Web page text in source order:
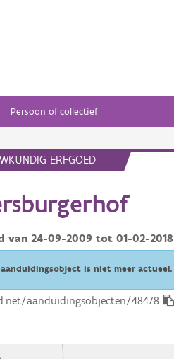
Persoon of collectief
ERFGOED
van 24-09-2009 tot 01-02-2018
is niet meer actueel.
aanduidingsobjecten/48478